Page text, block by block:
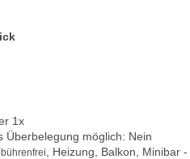
1x
Überbelegung möglich: Nein
, Heizung, Balkon, Minibar -